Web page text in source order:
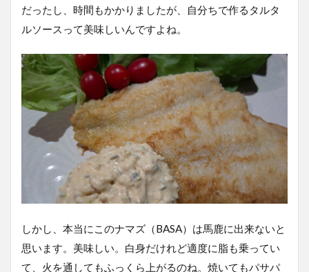
だったし、時間もかかりましたが、自分ちで作るタルタ
ルソースって美味しいんですよね。
しかし、本当にこのナマズ（BASA）は馬鹿に出来ないと
思います。美味しい。白身だけれど適度に脂も乗ってい
て、火を通してもふっくら上がるのね。焼いてもパサパ